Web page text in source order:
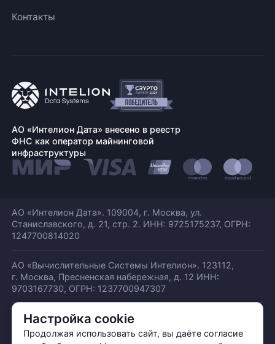
Настройка cookie
Продолжая использовать сайт, вы даёте согласие
Контакты
АО «Интелион Дата» внесено в реестр
ФНС как оператор майнинговой
инфраструктуры
АО «Интелион Дата». 109004, г. Москва, ул.
Станиславского, д. 21, стр. 2. ИНН: 9725175237, ОГРН:
1247700814020
АО «Вычислительные Системы Интелион». 123112,
г. Москва, Пресненская набережная, д. 12 ИНН:
9703167730, ОГРН: 1237700947307
© АО «ИНТЕЛИОН ДАТА» 2026
Политика обработки ПДн
Политика конфиденциальности